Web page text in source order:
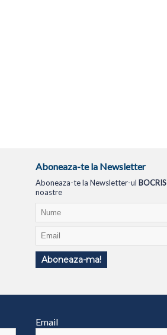
Email
Aboneaza-te la Newsletter
Aboneaza-te la Newsletter-ul BOCRIS
noastre
Aboneaza-ma!
SISTEME PC MONITOARE TELEVIZOARE
1994 ANPC